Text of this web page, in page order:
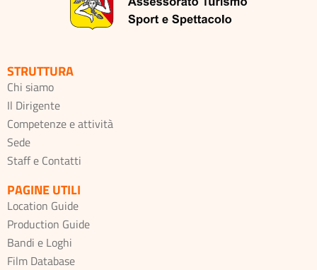
STRUTTURA
Chi siamo
Il Dirigente
Competenze e attività
Sede
Staff e Contatti
PAGINE UTILI
Location Guide
Production Guide
Bandi e Loghi
Film Database